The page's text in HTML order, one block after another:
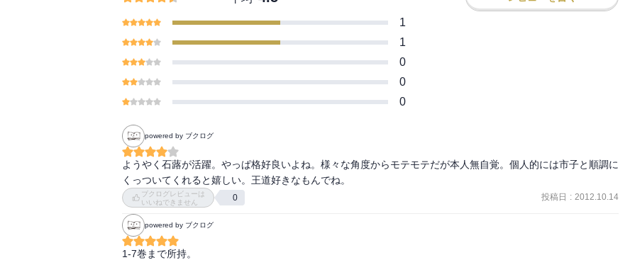
1
1
0
0
0
powered by ブクログ
ようやく石蕗が活躍。やっぱ格好良いよね。様々な角度からモテモテだが本人無自覚。個人的には市子と順調に
くっついてくれると嬉しい。王道好きなもんでね。
ブクログレビューは
いいねできません
0 投稿日 : 2012.10.14
powered by ブクログ
1-7巻まで所持。